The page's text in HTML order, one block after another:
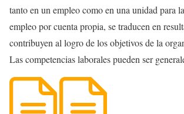
tanto en un empleo como en una unidad para
empleo por cuenta propia, se traducen en
contribuyen al logro de los objetivos de la
Las competencias laborales pueden ser